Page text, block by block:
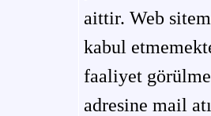
aittir. Web
kabul
faaliyet
adresine mail